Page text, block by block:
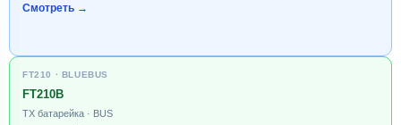
Смотреть →
FT210 · BLUEBUS
FT210B
TX батарейка · BUS